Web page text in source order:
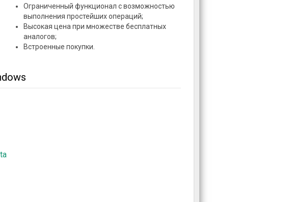
Ограниченный функционал с возможностью
выполнения простейших операций;
Высокая цена при множестве бесплатных
аналогов;
Встроенные покупки.